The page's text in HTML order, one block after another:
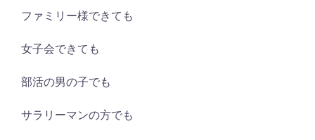
ファミリー様できても
女子会できても
部活の男の子でも
サラリーマンの方でも